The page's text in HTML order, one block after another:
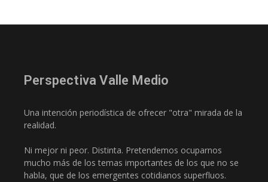
Perspectiva Valle Medio
Una intención periodística de ofrecer "otra" mirada de la
realidad.
Ni mejor ni peor. Distinta. Pretendemos ocuparnos
mucho más de los temas importantes de los que no se
habla, que de los emergentes cotidianos superfluos.